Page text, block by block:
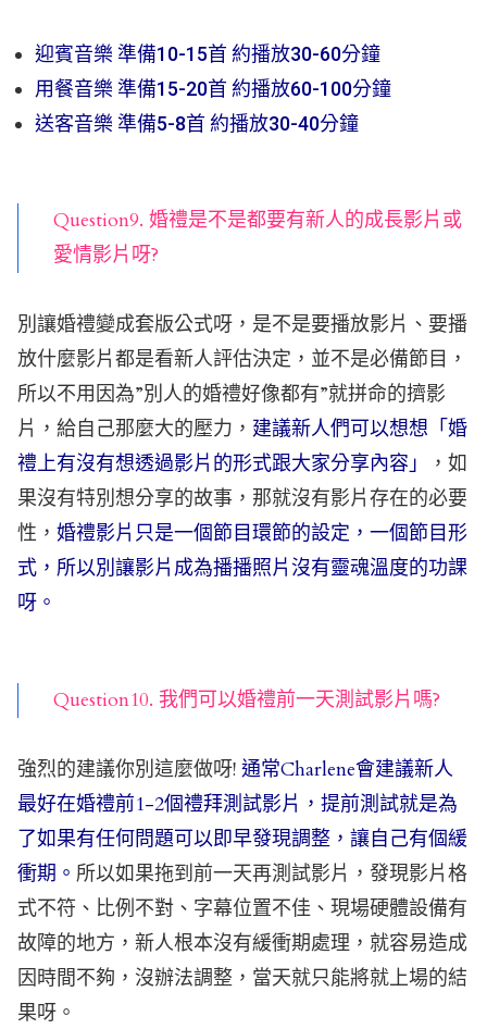
迎賓音樂 準備10-15首 約播放30-60分鐘
用餐音樂 準備15-20首 約播放60-100分鐘
送客音樂 準備5-8首 約播放30-40分鐘
Question9. 婚禮是不是都要有新人的成長影片或
愛情影片呀?
別讓婚禮變成套版公式呀，是不是要播放影片、要播
放什麼影片都是看新人評估決定，並不是必備節目，
所以不用因為”別人的婚禮好像都有”就拼命的擠影
片，給自己那麼大的壓力， 建議新人們可以想想「婚
禮上有沒有想透過影片的形式跟大家分享內容」
，如
果沒有特別想分享的故事，那就沒有影片存在的必要
性， 婚禮影片只是一個節目環節的設定，一個節目形
式，所以別讓影片成為播播照片沒有靈魂溫度的功課
呀。
Question10. 我們可以婚禮前一天測試影片嗎?
強烈的建議你別這麼做呀! 通常Charlene會建議新人
最好在婚禮前1-2個禮拜測試影片，提前測試就是為
了如果有任何問題可以即早發現調整，讓自己有個緩
衝期。 所以如果拖到前一天再測試影片，發現影片格
式不符、比例不對、字幕位置不佳、現場硬體設備有
故障的地方，新人根本沒有緩衝期處理，就容易造成
因時間不夠，沒辦法調整，當天就只能將就上場的結
果呀。